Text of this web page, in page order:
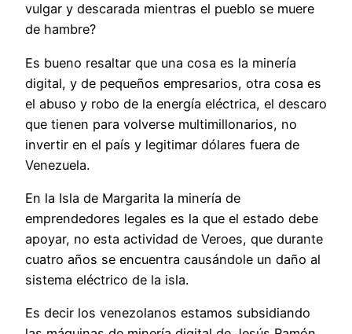
vulgar y descarada mientras el pueblo se muere
de hambre?
Es bueno resaltar que una cosa es la minería
digital, y de pequeños empresarios, otra cosa es
el abuso y robo de la energía eléctrica, el descaro
que tienen para volverse multimillonarios, no
invertir en el país y legitimar dólares fuera de
Venezuela.
En la Isla de Margarita la minería de
emprendedores legales es la que el estado debe
apoyar, no esta actividad de Veroes, que durante
cuatro años se encuentra causándole un daño al
sistema eléctrico de la isla.
Es decir los venezolanos estamos subsidiando